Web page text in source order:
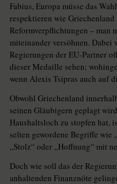
Fabius, Europa müsse das
respektieren wie Griechenland
Reformverpflichtungen – man
miteinander versöhnen. Dabei
Regierungen der EU-Partner
dieser Medaille sehen;
wenn Alexis Tsipras auch auf
Obwohl Griechenland
seinen Gläubigern geplagt
Haushaltsloch zu stopfen hat,
selten gewordene Begriffe wie
„Stolz“ oder „Hoffnung“ mit
Doch wie soll das der
anhaltenden Finanznöte